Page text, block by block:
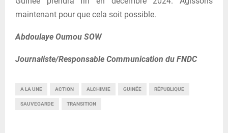
maintenant pour que cela soit possible.
Abdoulaye Oumou SOW
Journaliste/Responsable Communication du FNDC
A LA UNE ACTION ALCHIMIE GUINÉE RÉPUBLIQUE
SAUVEGARDE TRANSITION